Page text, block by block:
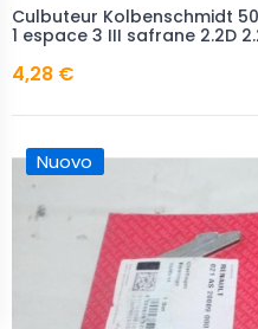
Culbuteur Kolbenschmidt
1 espace 3 III safrane 2.2D
4,28 €
Nuovo